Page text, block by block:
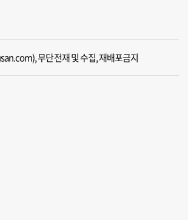
무단전재 및 수집, 재배포금지